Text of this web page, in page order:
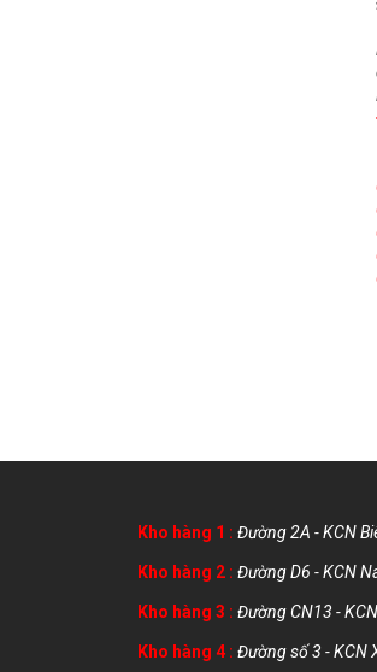
Kho hàng 1 : Đường 2A - KCN
Kho hàng 2 : Đường D6 - KCN
Kho hàng 3 : Đường CN13 - KCN
Kho hàng 4 : Đường số 3 - KCN